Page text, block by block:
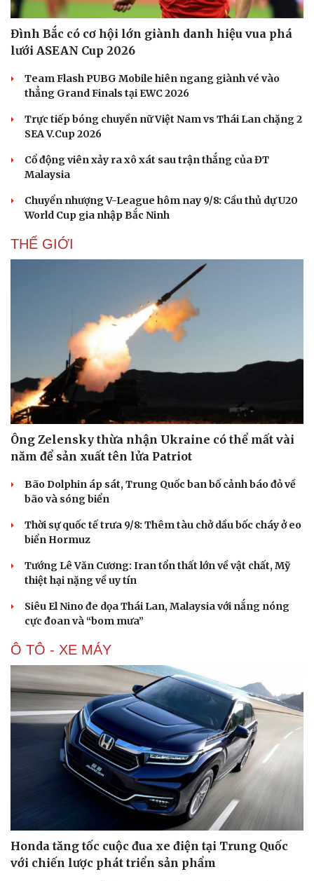
Du lịch
Tư vấn
check-in
Podcast
Cửa sổ tình yêu
Đình Bắc có cơ hội lớn giành danh hiệu vua phá
lưới ASEAN Cup 2026
Team Flash PUBG Mobile hiên ngang giành vé vào
thẳng Grand Finals tại EWC 2026
Trực tiếp bóng chuyền nữ Việt Nam vs Thái Lan chặng 2
SEA V.Cup 2026
Cổ động viên xảy ra xô xát sau trận thắng của ĐT
Malaysia
Chuyển nhượng V-League hôm nay 9/8: Cầu thủ dự U20
World Cup gia nhập Bắc Ninh
THẾ GIỚI
Ông Zelensky thừa nhận Ukraine có thể mất vài
năm để sản xuất tên lửa Patriot
Bão Dolphin áp sát, Trung Quốc ban bố cảnh báo đỏ về
bão và sóng biển
Thời sự quốc tế trưa 9/8: Thêm tàu chở dầu bốc cháy ở eo
biển Hormuz
Tướng Lê Văn Cương: Iran tổn thất lớn về vật chất, Mỹ
thiệt hại nặng về uy tín
Siêu El Nino đe dọa Thái Lan, Malaysia với nắng nóng
cực đoan và “bom mưa”
Ô TÔ - XE MÁY
Honda tăng tốc cuộc đua xe điện tại Trung Quốc
với chiến lược phát triển sản phẩm